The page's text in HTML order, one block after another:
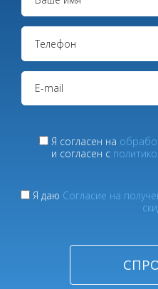
Я согласен на
и согласен с
Я даю Согласие на